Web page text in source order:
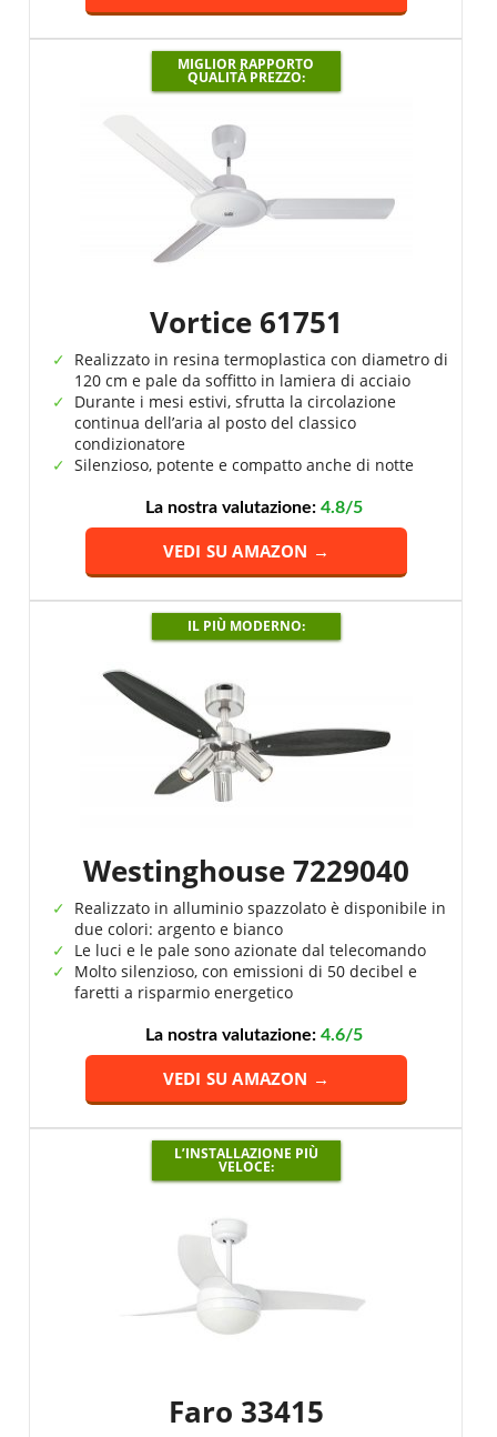
MIGLIOR RAPPORTO
QUALITÀ PREZZO:
Vortice 61751
Realizzato in resina termoplastica con diametro di
120 cm e pale da soffitto in lamiera di acciaio
Durante i mesi estivi, sfrutta la circolazione
continua dell’aria al posto del classico
condizionatore
Silenzioso, potente e compatto anche di notte
La nostra valutazione: 4.8/5
VEDI SU AMAZON →
IL PIÙ MODERNO:
Westinghouse 7229040
Realizzato in alluminio spazzolato è disponibile in
due colori: argento e bianco
Le luci e le pale sono azionate dal telecomando
Molto silenzioso, con emissioni di 50 decibel e
faretti a risparmio energetico
La nostra valutazione: 4.6/5
VEDI SU AMAZON →
L’INSTALLAZIONE PIÙ
VELOCE:
Faro 33415